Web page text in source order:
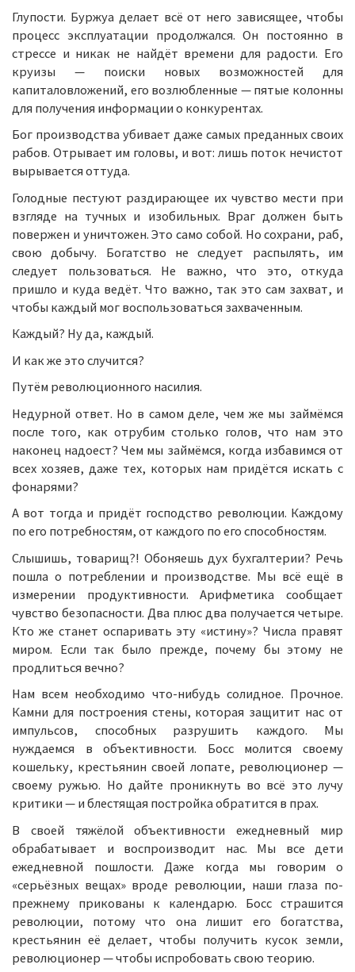
Глупости. Буржуа делает всё от него зависящее, чтобы
процесс эксплуатации продолжался. Он постоянно в
стрессе и никак не найдёт времени для радости. Его
круизы — поиски новых возможностей для
капиталовложений, его возлюбленные — пятые колонны
для получения информации о конкурентах.
Бог производства убивает даже самых преданных своих
рабов. Отрывает им головы, и вот: лишь поток нечистот
вырывается оттуда.
Голодные пестуют раздирающее их чувство мести при
взгляде на тучных и изобильных. Враг должен быть
повержен и уничтожен. Это само собой. Но сохрани, раб,
свою добычу. Богатство не следует распылять, им
следует пользоваться. Не важно, что это, откуда
пришло и куда ведёт. Что важно, так это сам захват, и
чтобы каждый мог воспользоваться захваченным.
Каждый? Ну да, каждый.
И как же это случится?
Путём революционного насилия.
Недурной ответ. Но в самом деле, чем же мы займёмся
после того, как отрубим столько голов, что нам это
наконец надоест? Чем мы займёмся, когда избавимся от
всех хозяев, даже тех, которых нам придётся искать с
фонарями?
А вот тогда и придёт господство революции. Каждому
по его потребностям, от каждого по его способностям.
Слышишь, товарищ?! Обоняешь дух бухгалтерии? Речь
пошла о потреблении и производстве. Мы всё ещё в
измерении продуктивности. Арифметика сообщает
чувство безопасности. Два плюс два получается четыре.
Кто же станет оспаривать эту «истину»? Числа правят
миром. Если так было прежде, почему бы этому не
продлиться вечно?
Нам всем необходимо что-нибудь солидное. Прочное.
Камни для построения стены, которая защитит нас от
импульсов, способных разрушить каждого. Мы
нуждаемся в объективности. Босс молится своему
кошельку, крестьянин своей лопате, революционер —
своему ружью. Но дайте проникнуть во всё это лучу
критики — и блестящая постройка обратится в прах.
В своей тяжёлой объективности ежедневный мир
обрабатывает и воспроизводит нас. Мы все дети
ежедневной пошлости. Даже когда мы говорим о
«серьёзных вещах» вроде революции, наши глаза по-
прежнему прикованы к календарю. Босс страшится
революции, потому что она лишит его богатства,
крестьянин её делает, чтобы получить кусок земли,
революционер — чтобы испробовать свою теорию.